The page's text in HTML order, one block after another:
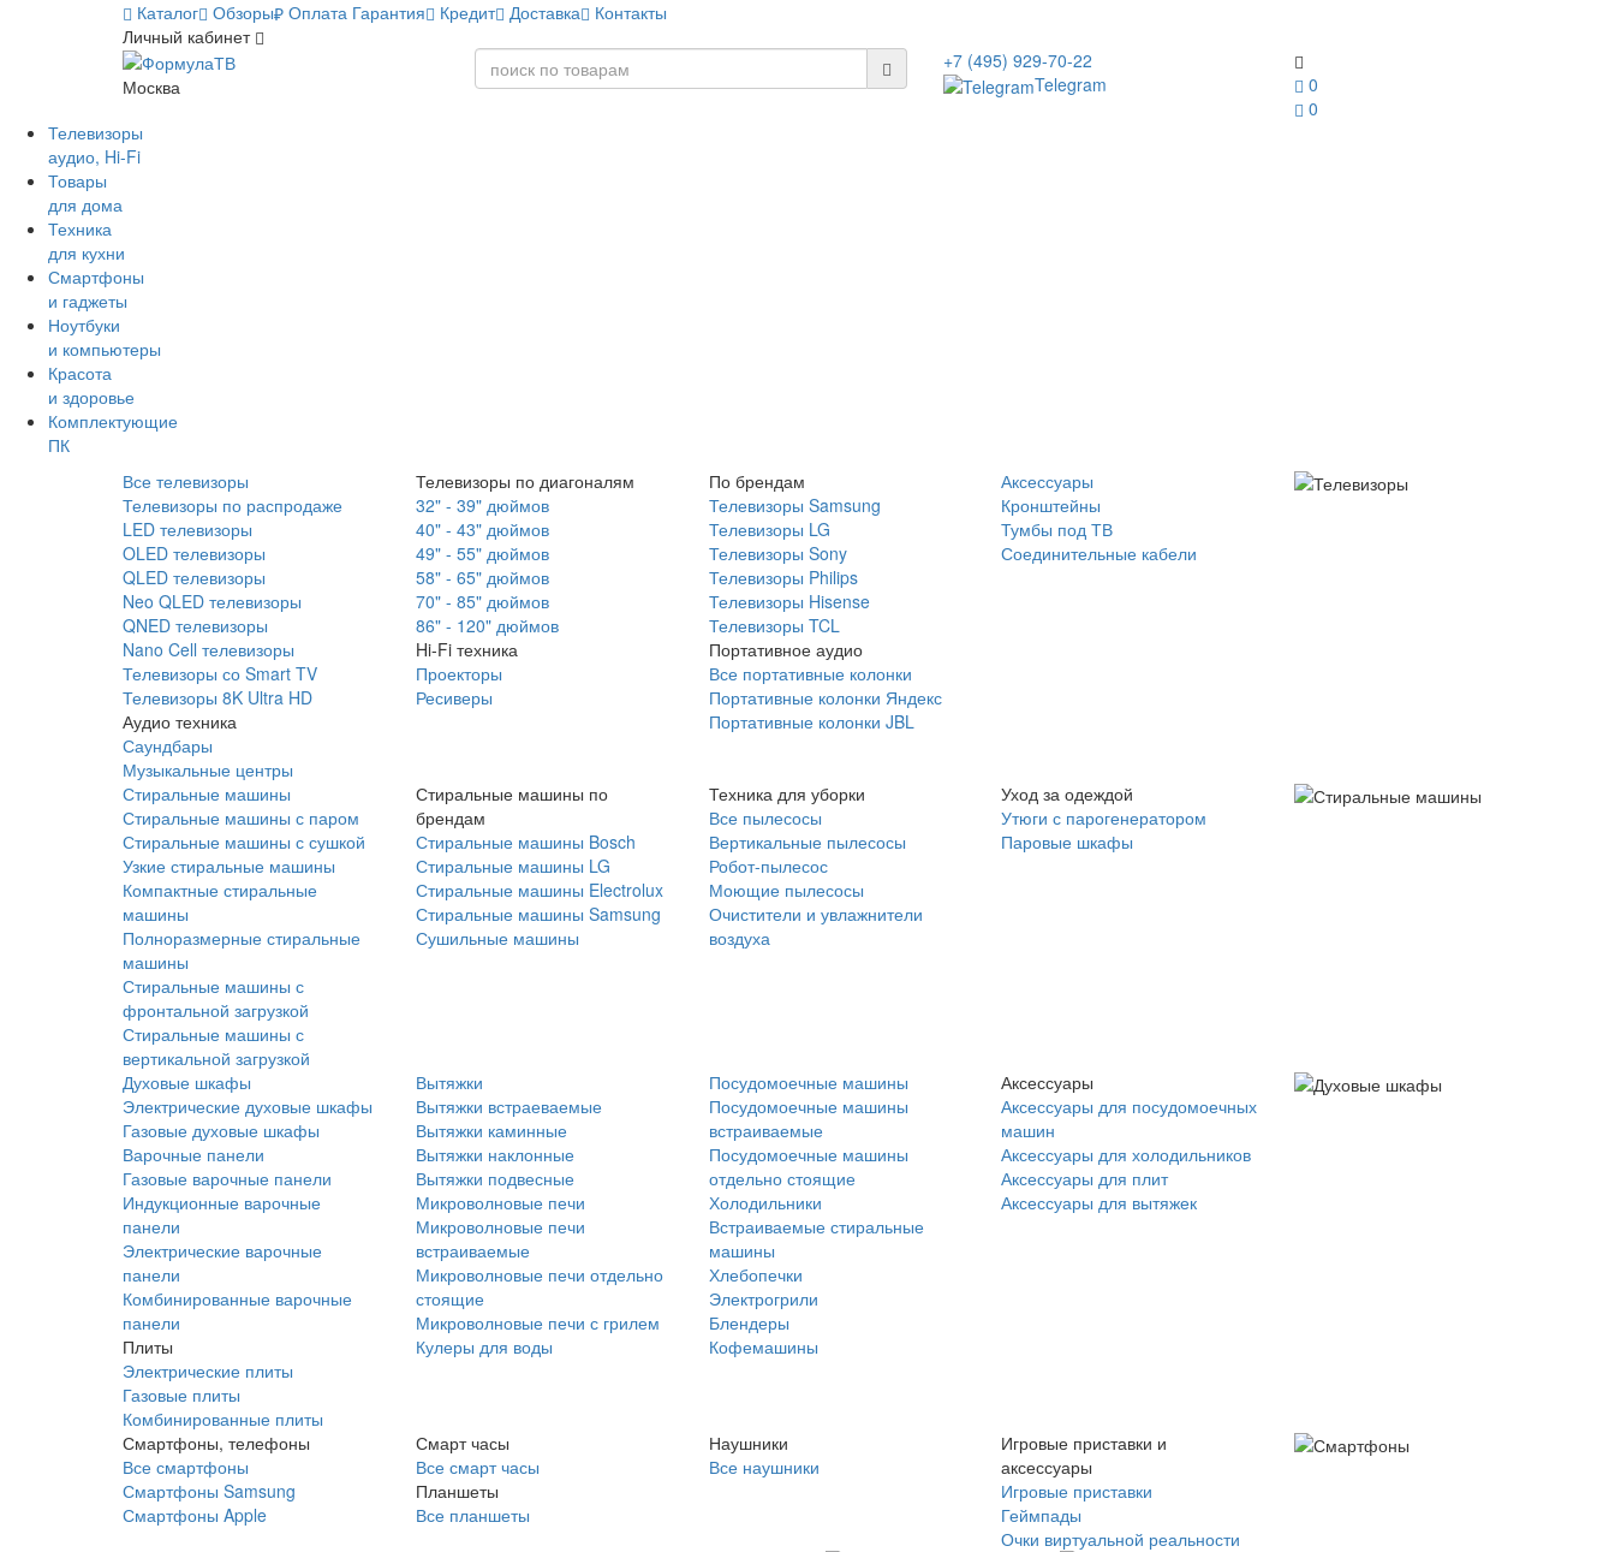
Каталог Обзоры Оплата Гарантия Кредит Доставка
Контакты
Личный кабинет
Москва
0
0
+7 (495) 929-70-22
Telegram
Телевизоры
аудио, Hi-Fi
Товары
для дома
Техника
для кухни
Смартфоны
и гаджеты
Ноутбуки
и компьютеры
Красота
и здоровье
Комплектующие
ПК
Все телевизоры
Телевизоры по распродаже
LED телевизоры
OLED телевизоры
QLED телевизоры
Neo QLED телевизоры
QNED телевизоры
Nano Cell телевизоры
Телевизоры со Smart TV
Телевизоры 8K Ultra HD
Аудио техника
Саундбары
Музыкальные центры
Телевизоры по диагоналям
32" - 39" дюймов
40" - 43" дюймов
49" - 55" дюймов
58" - 65" дюймов
70" - 85" дюймов
86" - 120" дюймов
Hi-Fi техника
Проекторы
Ресиверы
По брендам
Телевизоры Samsung
Телевизоры LG
Телевизоры Sony
Телевизоры Philips
Телевизоры Hisense
Телевизоры TCL
Портативное аудио
Все портативные колонки
Портативные колонки Яндекс
Портативные колонки JBL
Аксессуары
Кронштейны
Тумбы под ТВ
Соединительные кабели
Стиральные машины
Стиральные машины с паром
Стиральные машины с сушкой
Узкие стиральные машины
Компактные стиральные
машины
Полноразмерные стиральные
машины
Стиральные машины с
фронтальной загрузкой
Стиральные машины с
вертикальной загрузкой
Стиральные машины по
брендам
Стиральные машины Bosch
Стиральные машины LG
Стиральные машины Electrolux
Стиральные машины Samsung
Сушильные машины
Техника для уборки
Все пылесосы
Вертикальные пылесосы
Робот-пылесос
Моющие пылесосы
Очистители и увлажнители
воздуха
Уход за одеждой
Утюги с парогенератором
Паровые шкафы
Духовые шкафы
Электрические духовые шкафы
Газовые духовые шкафы
Варочные панели
Газовые варочные панели
Индукционные варочные
панели
Электрические варочные
панели
Комбинированные варочные
панели
Плиты
Электрические плиты
Газовые плиты
Комбинированные плиты
Вытяжки
Вытяжки встраеваемые
Вытяжки каминные
Вытяжки наклонные
Вытяжки подвесные
Микроволновые печи
Микроволновые печи
встраиваемые
Микроволновые печи отдельно
стоящие
Микроволновые печи с грилем
Кулеры для воды
Посудомоечные машины
Посудомоечные машины
встраиваемые
Посудомоечные машины
отдельно стоящие
Холодильники
Встраиваемые стиральные
машины
Хлебопечки
Электрогрили
Блендеры
Кофемашины
Аксессуары
Аксессуары для посудомоечных
машин
Аксессуары для холодильников
Аксессуары для плит
Аксессуары для вытяжек
Смартфоны, телефоны
Все смартфоны
Смартфоны Samsung
Смартфоны Apple
Смарт часы
Все смарт часы
Планшеты
Все планшеты
Наушники
Все наушники
Игровые приставки и
аксессуары
Игровые приставки
Геймпады
Очки виртуальной реальности